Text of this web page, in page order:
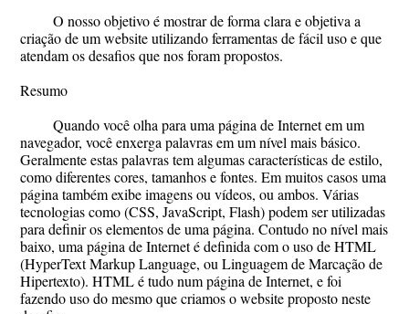
O nosso objetivo é mostrar de forma clara e objetiva a
criação de um website utilizando ferramentas de fácil uso e que
atendam os desafios que nos foram propostos.
Resumo
Quando você olha para uma página de Internet em um
navegador, você enxerga palavras em um nível mais básico.
Geralmente estas palavras tem algumas características de estilo,
como diferentes cores, tamanhos e fontes. Em muitos casos uma
página também exibe imagens ou vídeos, ou ambos. Várias
tecnologias como (CSS, JavaScript, Flash) podem ser utilizadas
para definir os elementos de uma página. Contudo no nível mais
baixo, uma página de Internet é definida com o uso de HTML
(HyperText Markup Language, ou Linguagem de Marcação de
Hipertexto). HTML é tudo num página de Internet, e foi
fazendo uso do mesmo que criamos o website proposto neste